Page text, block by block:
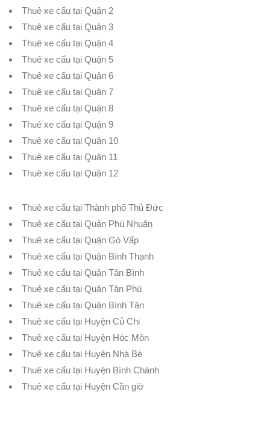
Thuê xe cẩu tại Quận 2
Thuê xe cẩu tại Quận 3
Thuê xe cẩu tại Quận 4
Thuê xe cẩu tại Quận 5
Thuê xe cẩu tại Quận 6
Thuê xe cẩu tại Quận 7
Thuê xe cẩu tại Quận 8
Thuê xe cẩu tại Quận 9
Thuê xe cẩu tại Quận 10
Thuê xe cẩu tại Quận 11
Thuê xe cẩu tại Quận 12
Thuê xe cẩu tại Thành phố Thủ Đức
Thuê xe cẩu tại Quận Phú Nhuận
Thuê xe cẩu tại Quận Gò Vấp
Thuê xe cẩu tại Quận Bình Thạnh
Thuê xe cẩu tại Quận Tân Bình
Thuê xe cẩu tại Quận Tân Phú
Thuê xe cẩu tại Quận Bình Tân
Thuê xe cẩu tại Huyện Củ Chi
Thuê xe cẩu tại Huyện Hóc Môn
Thuê xe cẩu tại Huyện Nhà Bè
Thuê xe cẩu tại Huyện Bình Chánh
Thuê xe cẩu tại Huyện Cần giờ